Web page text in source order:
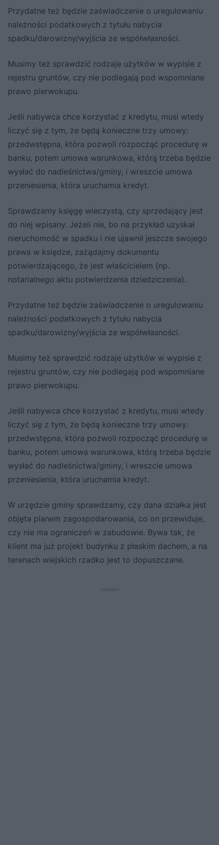
Przydatne też będzie zaświadczenie o uregulowaniu
należności podatkowych z tytułu nabycia
spadku/darowizny/wyjścia ze współwłasności.
Musimy też sprawdzić rodzaje użytków w wypisie z
rejestru gruntów, czy nie podlegają pod wspomniane
prawo pierwokupu.
Jeśli nabywca chce korzystać z kredytu, musi wtedy
liczyć się z tym, że będą konieczne trzy umowy:
przedwstępna, która pozwoli rozpocząć procedurę w
banku, potem umowa warunkowa, którą trzeba będzie
wysłać do nadleśnictwa/gminy, i wreszcie umowa
przeniesienia, która uruchamia kredyt.
Sprawdzamy księgę wieczystą, czy sprzedający jest
do niej wpisany. Jeżeli nie, bo na przykład uzyskał
nieruchomość w spadku i nie ujawnił jeszcze swojego
prawa w księdze, zażądajmy dokumentu
potwierdzającego, że jest właścicielem (np.
notarialnego aktu potwierdzenia dziedziczenia).
Przydatne też będzie zaświadczenie o uregulowaniu
należności podatkowych z tytułu nabycia
spadku/darowizny/wyjścia ze współwłasności.
Musimy też sprawdzić rodzaje użytków w wypisie z
rejestru gruntów, czy nie podlegają pod wspomniane
prawo pierwokupu.
Jeśli nabywca chce korzystać z kredytu, musi wtedy
liczyć się z tym, że będą konieczne trzy umowy:
przedwstępna, która pozwoli rozpocząć procedurę w
banku, potem umowa warunkowa, którą trzeba będzie
wysłać do nadleśnictwa/gminy, i wreszcie umowa
przeniesienia, która uruchamia kredyt.
W urzędzie gminy sprawdzamy, czy dana działka jest
objęta planem zagospodarowania, co on przewiduje,
czy nie ma ograniczeń w zabudowie. Bywa tak, że
klient ma już projekt budynku z płaskim dachem, a na
terenach wiejskich rzadko jest to dopuszczane.